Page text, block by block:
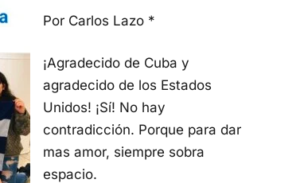
Por Carlos Lazo *
¡Agradecido de Cuba y
agradecido de los Estados
Unidos! ¡Sí! No hay
contradicción. Porque para dar
mas amor, siempre sobra
espacio.